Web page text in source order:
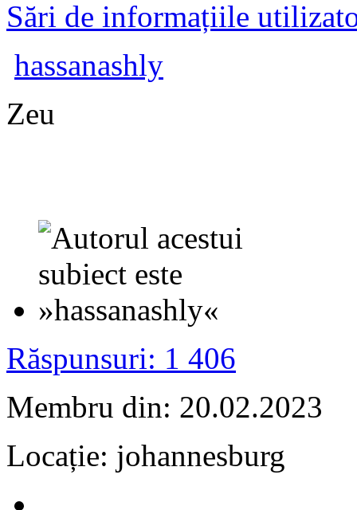
Sări de informațiile
hassanashly
Zeu
Răspunsuri: 1 406
Membru din: 20.02.2023
Locație: johannesburg